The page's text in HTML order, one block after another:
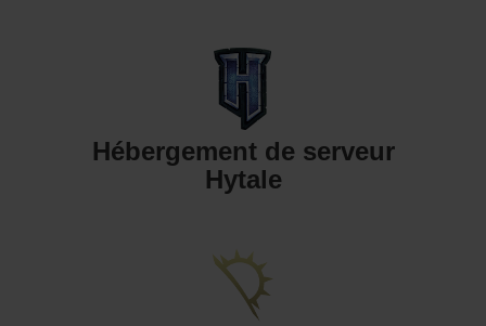
Hébergement de serveur
Hytale